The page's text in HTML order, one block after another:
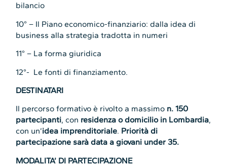
bilancio
10° – Il Piano economico-finanziario: dalla idea di
business alla strategia tradotta in numeri
11° – La forma giuridica
12°- Le fonti di finanziamento.
DESTINATARI
Il percorso formativo è rivolto a massimo n. 150
partecipanti, con residenza o domicilio in Lombardia,
con un’idea imprenditoriale. Priorità di
partecipazione sarà data a giovani under 35.
MODALITA’ DI PARTECIPAZIONE